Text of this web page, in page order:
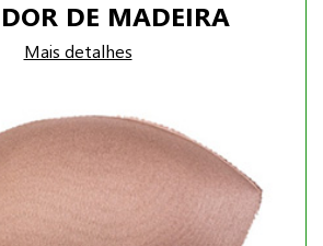
DE MADEIRA
Mais detalhes